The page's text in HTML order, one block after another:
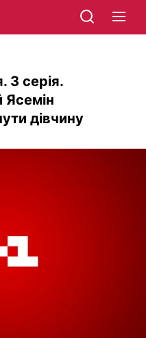
3 серія.
Ясемін
дівчину